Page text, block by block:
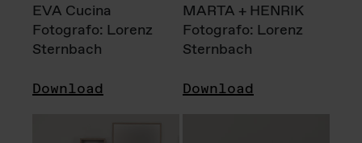
EVA Cucina
Fotografo: Lorenz
Sternbach
Download
MARTA + HENRIK
Fotografo: Lorenz
Sternbach
Download